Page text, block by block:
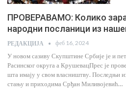
ПРОВЕРАВАМО: Колико
народни посланици из
РЕДАКЦИЈА феб 16, 2024
У новом сазиву Скупштине Србије је и
Расинског округа а КрушевацПрес је
шта имају у свом власништву. Последњи
стању и приходима Срђан Миливојевић…